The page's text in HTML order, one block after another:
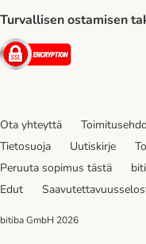
Turvallisen ostamisen
Security
Ota yhteyttä
Tietosuoja
Uutiskirje
Peruuta sopimus tästä
Edut
bitiba GmbH 2026